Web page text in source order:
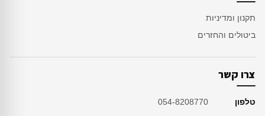
תקנון ומדיניות
ביטולים והחזרים
צרו קשר
טלפון
054-8208770